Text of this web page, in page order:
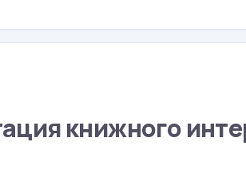
книжного